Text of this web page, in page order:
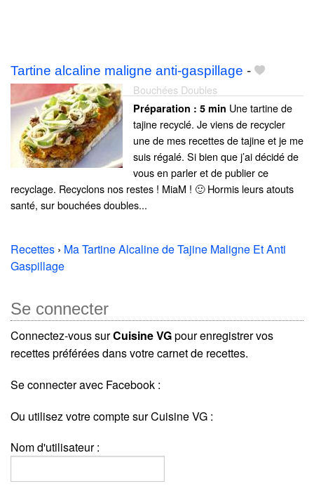
Tartine alcaline maligne anti-gaspillage -
Bouchées Doubles
Préparation : 5 min Une tartine de
tajine recyclé. Je viens de recycler
une de mes recettes de tajine et je me
suis régalé. Si bien que j’ai décidé de
vous en parler et de publier ce
recyclage. Recyclons nos restes ! MiaM ! 🙂 Hormis leurs atouts
santé, sur bouchées doubles...
Recettes › Ma Tartine Alcaline de Tajine Maligne Et Anti
Gaspillage
Se connecter
Connectez-vous surCuisine VGpour enregistrer vos
recettes préférées dans votre carnet de recettes.
Se connecter avec Facebook :
Ou utilisez votre compte sur Cuisine VG :
Nom d'utilisateur :